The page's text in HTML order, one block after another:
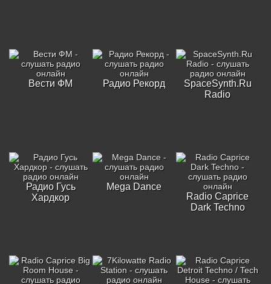
Вести ФМ Радио Рекорд
SpaceSynth.Ru
Radio
Радио Гусь
Хардкор
Mega Dance
Radio Caprice
Dark Techno